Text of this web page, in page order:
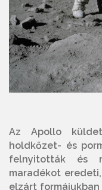
Az Apollo
holdkőzet- és
felnyitották és
maradékot
elzárt